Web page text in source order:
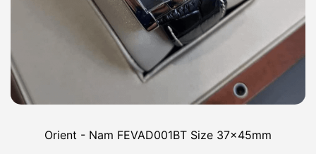
Orient - Nam FEVAD001BT Size 37x45mm